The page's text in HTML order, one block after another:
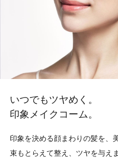
いつでもツヤめく。
印象メイクコーム。
印象を決める顔まわりの髪を、
束もとらえて整え、ツヤを与えま